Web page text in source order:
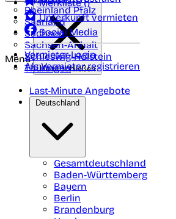
Rheinland Pfalz
Saarland
Sachsen
Sachsen-Anhalt
Schleswig-Holstein
Thüringen
Merkliste ()
Unterkunft vermieten
Social Media
Vermieter-Login
Als Vermieter registrieren
Menü
Menü schließen
Last-Minute Angebote
Deutschland
Gesamtdeutschland
Baden-Württemberg
Bayern
Berlin
Brandenburg